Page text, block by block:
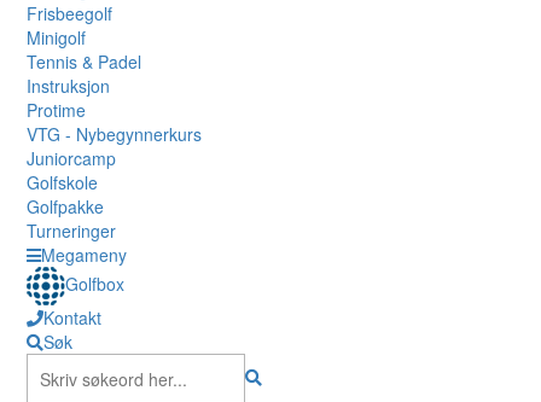
Frisbeegolf
Minigolf
Tennis & Padel
Instruksjon
Protime
VTG - Nybegynnerkurs
Juniorcamp
Golfskole
Golfpakke
Turneringer
Megameny
Golfbox
Kontakt
Søk